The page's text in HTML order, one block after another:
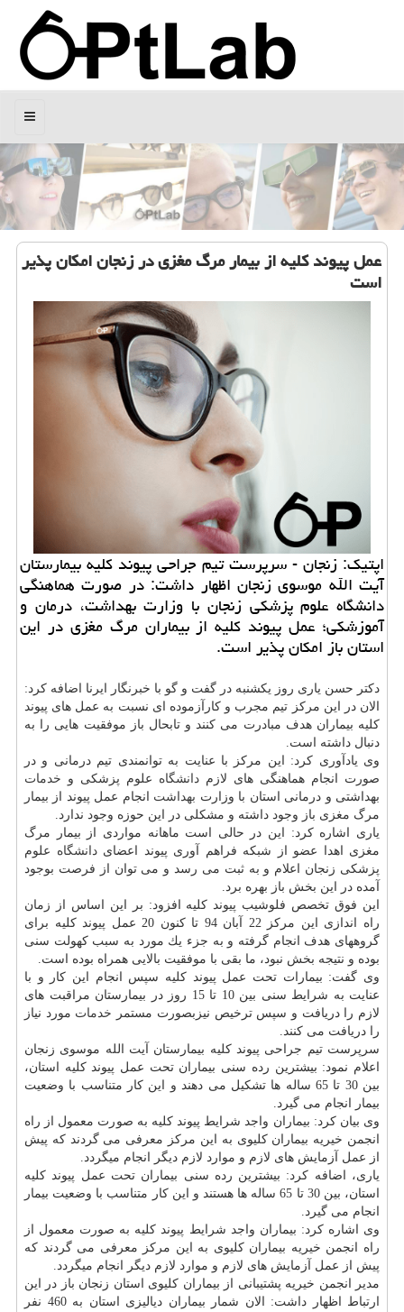
منو
عمل پیوند كلیه از بیمار مرگ مغزی در زنجان امكان پذیر
است
اپتیك: زنجان - سرپرست تیم جراحی پیوند كلیه بیمارستان
آیت الله موسوی زنجان اظهار داشت: در صورت هماهنگی
دانشگاه علوم پزشكی زنجان با وزارت بهداشت، درمان و
آموزشكی؛ عمل پیوند كلیه از بیماران مرگ مغزی در این
استان باز امكان پذیر است.
دكتر حسن یاری روز یكشنبه در گفت و گو با خبرنگار ایرنا اضافه كرد:
الان در این مركز تیم مجرب و كارآزموده ای نسبت به عمل های پیوند
كلیه بیماران هدف مبادرت می كنند و تابحال باز موفقیت هایی را به
دنبال داشته است.
وی یادآوری كرد: این مركز با عنایت به توانمندی تیم درمانی و در
صورت انجام هماهنگی های لازم دانشگاه علوم پزشكی و خدمات
بهداشتی و درمانی استان با وزارت بهداشت انجام عمل پیوند از بیمار
مرگ مغزی باز وجود داشته و مشكلی در این حوزه وجود ندارد.
یاری اشاره كرد: این در حالی است ماهانه مواردی از بیمار مرگ
مغزی اهدا عضو از شبكه فراهم آوری پیوند اعضایدانشگاه علوم
پزشكی زنجان اعلام و به ثبت می رسد و می توان از فرصت بوجود
آمده در این بخش باز بهره برد.
این فوق تخصص فلوشیب پیوند كلیه افزود: بر این اساس از زمان
راه اندازی این مركز 22 آبان 94 تا كنون 20 عمل پیوند كلیه برای
گروههای هدف انجام گرفته و به جزء یك مورد به سبب كهولت سنی
بوده و نتیجه بخش نبود، ما بقی با موفقیت بالایی همراه بوده است.
وی گفت: بیمارات تحت عمل پیوند كلیه سپس انجام این كار و با
عنایت به شرایط سنی بین 10 تا 15 روز در بیمارستان مراقبت های
لازم را دریافت و سپس ترخیص نیزبصورت مستمر خدمات مورد نیاز
را دریافت می كنند.
سرپرست تیم جراحی پیوند كلیه بیمارستان آیت الله موسوی زنجان
اعلام نمود: بیشترین رده سنی بیماران تحت عمل پیوند كلیه استان،
بین 30 تا 65 ساله ها تشكیل می دهند و این كار متناسب با وضعیت
بیمار انجام می گیرد.
وی بیان كرد: بیماران واجد شرایط پیوند كلیه به صورت معمول از راه
انجمن خیریه بیماران كلیوی به این مركز معرفی می گردند كه پیش
از عمل آزمایش های لازم و موارد لازم دیگر انجام میگردد.
یاری، اضافه كرد: بیشترین رده سنی بیماران تحت عمل پیوند كلیه
استان، بین 30 تا 65 ساله ها هستند و این كار متناسب با وضعیت بیمار
انجام می گیرد.
وی اشاره كرد: بیماران واجد شرایط پیوند كلیه به صورت معمول از
راه انجمن خیریه بیماران كلیوی به این مركز معرفی می گردند كه
پیش از عمل آزمایش های لازم و موارد لازم دیگر انجام میگردد.
مدیر انجمن خیریه پشتیبانی از بیماران كلیوی استان زنجان باز در این
ارتباط اظهار داشت: الان شمار بیماران دیالیزی استان به 460 نفر